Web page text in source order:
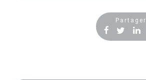
Partager